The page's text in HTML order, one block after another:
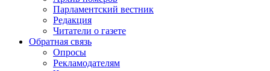
Парламентский вестник
Редакция
Читатели о газете
Обратная связь
Опросы
Рекламодателям